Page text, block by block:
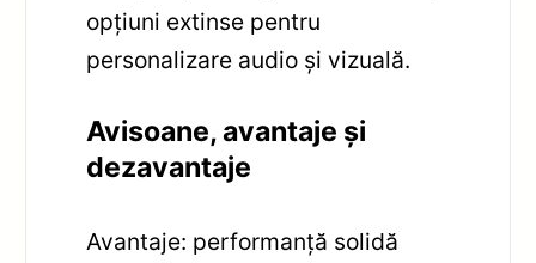
opțiuni extinse pentru
personalizare audio și vizuală.
Avisoane, avantaje și
dezavantaje
Avantaje: performanță solidă